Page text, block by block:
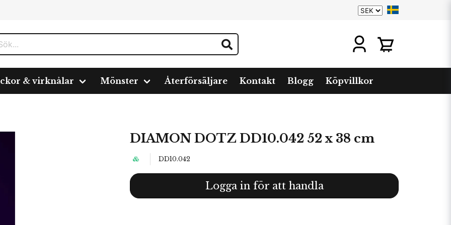
& virknålar Mönster Återförsäljare Kontakt Blogg Köpvillkor
DIAMON DOTZ DD10.042 52 x 38 cm
DD10.042
Logga in för att handla